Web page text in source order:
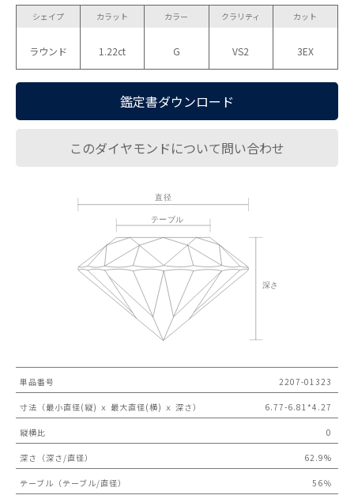
シェイプ
ラウンド
カラット
1.22ct
カラー
G
クラリティ
VS2
カット
3EX
鑑定書ダウンロード
このダイヤモンドについて問い合わせ
単品番号 2207-01323
寸法（最小直径(縦) ｘ 最大直径(横) ｘ 深さ） 6.77-6.81*4.27
縦横比 0
深さ（深さ/直径） 62.9%
テーブル（テーブル/直径） 56％